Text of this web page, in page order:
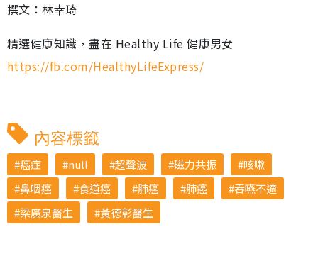
撰文：林幸琦
精選健康知識，盡在 Healthy Life 健康男女
https://fb.com/HealthyLifeExpress/
內容標籤
癌症 null 超聲波 磁力共振
咳嗽
鼻咽癌
食道癌 肺癌 肺癌
吞嚥不適
梁廣泉醫生
黃德彰醫生